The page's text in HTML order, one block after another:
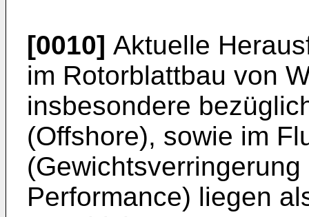
[0010] Aktuelle
im Rotorblattbau von
insbesondere
(Offshore), sowie im
Performance) liegen